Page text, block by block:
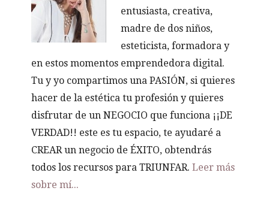
entusiasta, creativa,
madre de dos niños,
esteticista, formadora y
en estos momentos emprendedora digital.
Tu y yo compartimos una PASIÓN, si quieres
hacer de la estética tu profesión y quieres
disfrutar de un NEGOCIO que funciona ¡¡DE
VERDAD!! este es tu espacio, te ayudaré a
CREAR un negocio de ÉXITO, obtendrás
todos los recursos para TRIUNFAR.Leer más
sobre mí...